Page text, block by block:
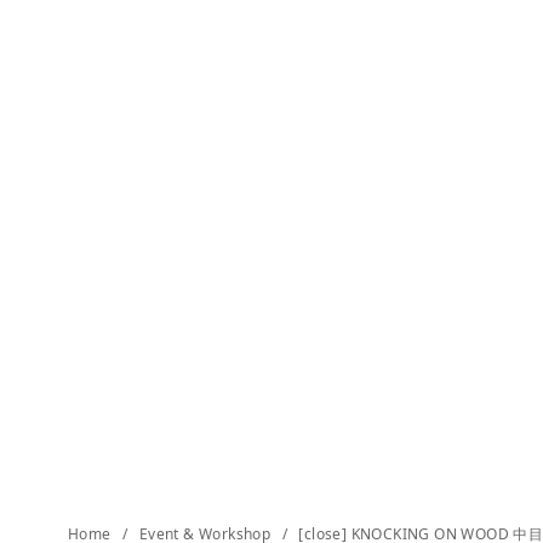
Home Event & Workshop [close] KNOCKING ON WOOD 中目